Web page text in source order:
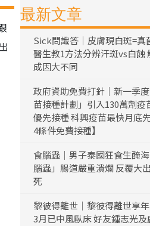
最新文章
Sick問識答｜皮膚現白斑=真
醫生教1方法分辨汗斑vs白蝕
成因大不同
政府資助免費打針｜新一季
苗接種計劃」引入130萬劑疫
優先接種 科興疫苗最快月底
4條件免費接種】
食腦蟲｜男子泰國狂食生醃
腦蟲」腸道嚴重潰爛 反覆大
死
黎彼得離世｜黎彼得離世享
3月已中風臥床 好友鍾志光